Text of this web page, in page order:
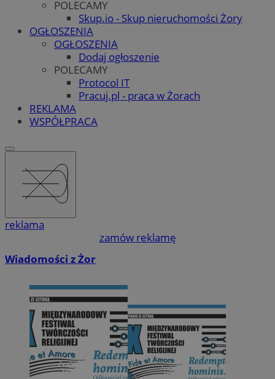
POLECAMY
Skup.io - Skup nieruchomości Żory
OGŁOSZENIA
OGŁOSZENIA
Dodaj ogłoszenie
POLECAMY
Protocol IT
Pracuj.pl - praca w Żorach
REKLAMA
WSPÓŁPRACA
reklama
zamów reklamę
Wiadomości z Żor